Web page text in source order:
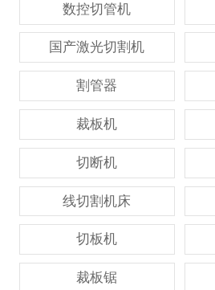
数控切管机
国产激光切割机
割管器
裁板机
切断机
线切割机床
切板机
裁板锯